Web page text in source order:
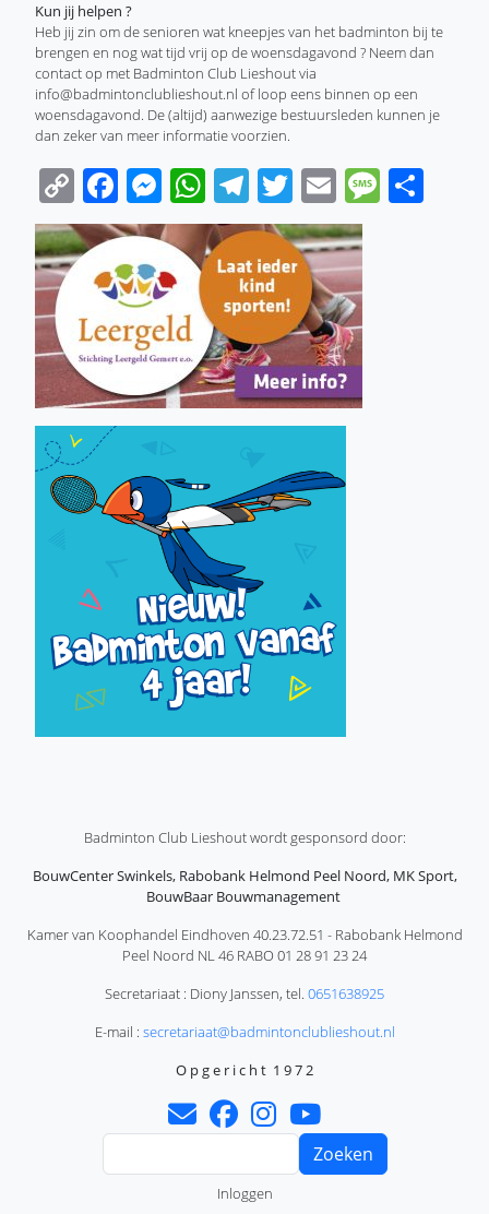
Kun jij helpen ?
Heb jij zin om de senioren wat kneepjes van het badminton bij te
brengen en nog wat tijd vrij op de woensdagavond ? Neem dan
contact op met Badminton Club Lieshout via
info@badmintonclublieshout.nl of loop eens binnen op een
woensdagavond. De (altijd) aanwezige bestuursleden kunnen je
dan zeker van meer informatie voorzien.
Copy
Link
Facebook
Messenger
WhatsApp
Telegram
Twitter
Email
Badminton Club Lieshout wordt gesponsord door:
BouwCenter Swinkels, Rabobank Helmond Peel Noord, MK Sport,
BouwBaar Bouwmanagement
Kamer van Koophandel Eindhoven 40.23.72.51 - Rabobank Helmond
Peel Noord NL 46 RABO 01 28 91 23 24
Secretariaat : Diony Janssen, tel. 0651638925
E-mail : secretariaat@badmintonclublieshout.nl
O p g e r i c h t 1 9 7 2
Zoeken
Inloggen